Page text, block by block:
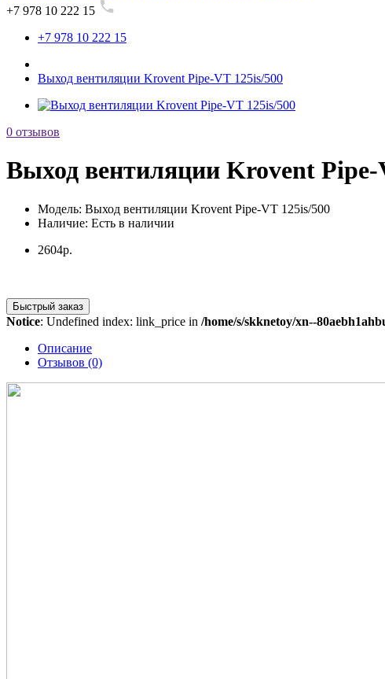
+7 978 10 222 15
+7 978 10 222 15
Выход вентиляции Krovent Pipe-VT 125is/500
0 отзывов
Выход вентиляции Krovent Pipe-
Модель: Выход вентиляции Krovent Pipe-VT 125is/500
Наличие: Есть в наличии
2604р.
Быстрый заказ
Notice: Undefined index: link_price in /home/s/skknetoy/xn--
Описание
Отзывов (0)